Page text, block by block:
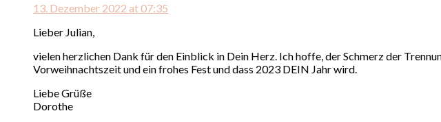
13. Dezember 2022 at 07:35
Lieber Julian,
vielen herzlichen Dank für den Einblick in Dein Herz. Ich hoffe, der Schmerz der
Vorweihnachtszeit und ein frohes Fest und dass 2023 DEIN Jahr wird.
Liebe Grüße
Dorothe